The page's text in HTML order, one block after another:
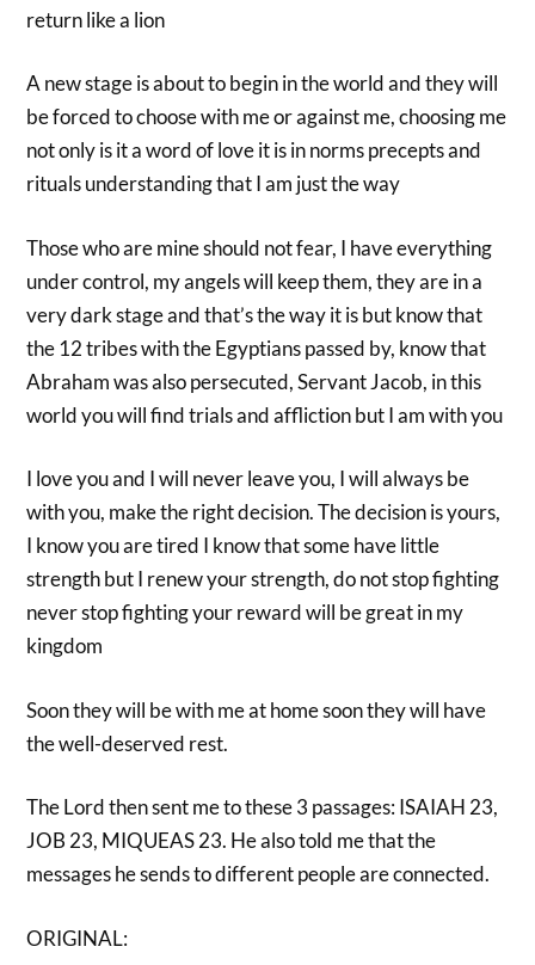
return like a lion
A new stage is about to begin in the world and they will
be forced to choose with me or against me, choosing me
not only is it a word of love it is in norms precepts and
rituals understanding that I am just the way
Those who are mine should not fear, I have everything
under control, my angels will keep them, they are in a
very dark stage and that’s the way it is but know that
the 12 tribes with the Egyptians passed by, know that
Abraham was also persecuted, Servant Jacob, in this
world you will find trials and affliction but I am with you
I love you and I will never leave you, I will always be
with you, make the right decision. The decision is yours,
I know you are tired I know that some have little
strength but I renew your strength, do not stop fighting
never stop fighting your reward will be great in my
kingdom
Soon they will be with me at home soon they will have
the well-deserved rest.
The Lord then sent me to these 3 passages: ISAIAH 23,
JOB 23, MIQUEAS 23. He also told me that the
messages he sends to different people are connected.
ORIGINAL: